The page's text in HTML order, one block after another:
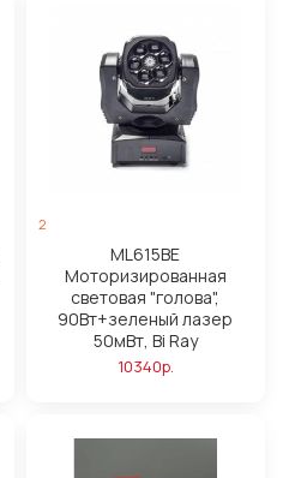
2
ML615BE
Моторизированная
световая "голова",
90Вт+зеленый лазер
50мВт, Bi Ray
10340р.